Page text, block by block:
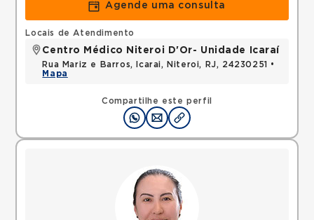
Agende uma consulta
Compartilhe este perfil
Locais de Atendimento
Centro Médico Niteroi D'Or- Unidade Icaraí
Rua Mariz e Barros, Icarai, Niteroi, RJ, 24230251 •
Mapa